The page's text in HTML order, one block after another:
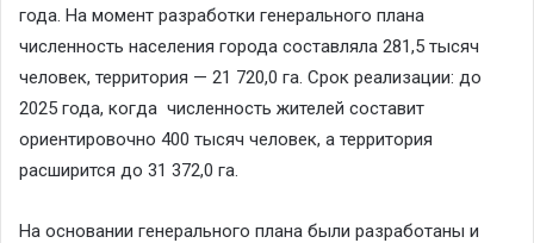
года. На момент разработки генерального плана
численность населения города составляла 281,5 тысяч
человек, территория — 21 720,0 га. Срок реализации: до
2025 года, когда численность жителей составит
ориентировочно 400 тысяч человек, а территория
расширится до 31 372,0 га.
На основании генерального плана были разработаны и